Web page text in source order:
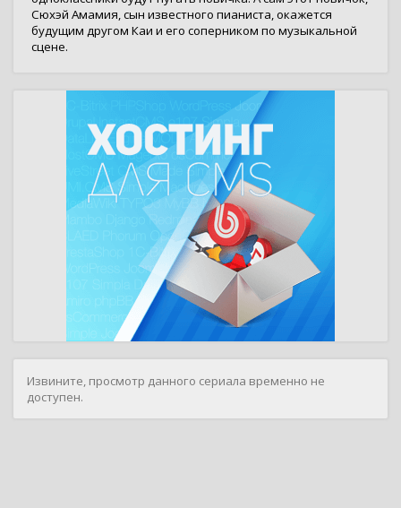
Сюхэй Амамия, сын известного пианиста, окажется
будущим другом Каи и его соперником по музыкальной
сцене.
Извините, просмотр данного сериала временно не
доступен.